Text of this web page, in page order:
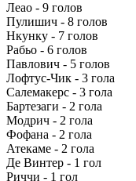
Леао - 9 голов
Пулишич - 8 голов
Нкунку - 7 голов
Рабьо - 6 голов
Павлович - 5 голов
Лофтус-Чик - 3 гола
Салемакерс - 3 гола
Бартезаги - 2 гола
Модрич - 2 гола
Фофана - 2 гола
Атекаме - 2 гола
Де Винтер - 1 гол
Риччи - 1 гол